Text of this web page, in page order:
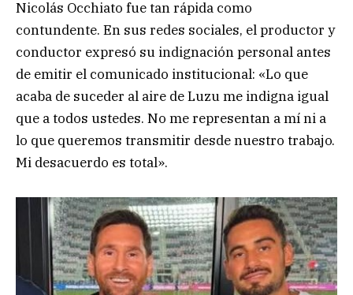
Nicolás Occhiato fue tan rápida como
contundente. En sus redes sociales, el productor y
conductor expresó su indignación personal antes
de emitir el comunicado institucional: «Lo que
acaba de suceder al aire de Luzu me indigna igual
que a todos ustedes. No me representan a mí ni a
lo que queremos transmitir desde nuestro trabajo.
Mi desacuerdo es total».